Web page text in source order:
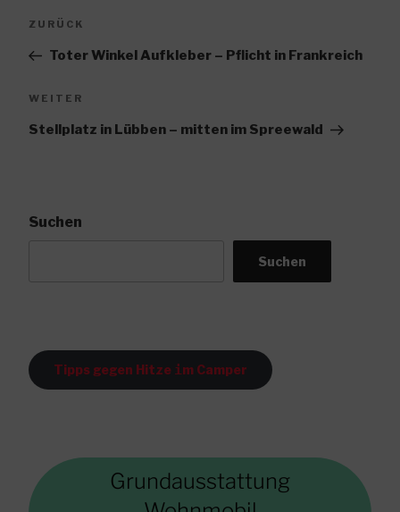
Vorheriger
ZURÜCK
Toter Winkel Aufkleber – Pflicht in Frankreich
Nächster
WEITER
Stellplatz in Lübben – mitten im Spreewald
Suchen
Suchen
Tipps gegen Hitze im Camper
Grundausstattung